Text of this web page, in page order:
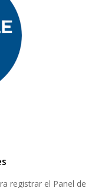
registrar el Panel de